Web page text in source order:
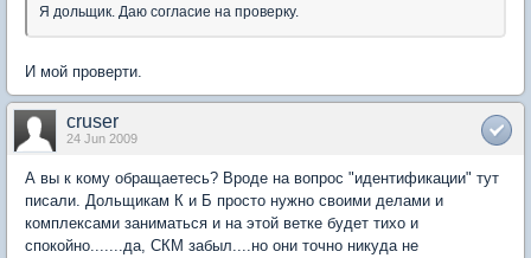
Я дольщик. Даю согласие на проверку.
И мой проверти.
cruser
24 Jun 2009
А вы к кому обращаетесь? Вроде на вопрос "идентификации" тут
писали. Дольщикам К и Б просто нужно своими делами и
комплексами заниматься и на этой ветке будет тихо и
спокойно.......да, СКМ забыл....но они точно никуда не